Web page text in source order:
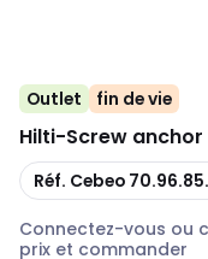
Outlet fin de vie
Hilti-Screw anchor
Copier
Réf. Cebeo
Connectez-vous ou
prix et commander